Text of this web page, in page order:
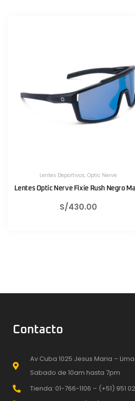
Herramientas, Herramientas Portatiles
Válvula CNC TLR Valve pro 80mm Azul
S/
Contacto
Av Cuba 1025 Jesus Maria –
Sabado de 10am hasta 7pm
Tienda: 01-766-1106 – (+51) 951